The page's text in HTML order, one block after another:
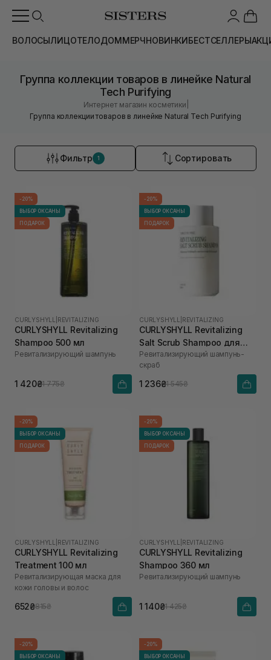
ВОЛОСЫЛИЦОТЕЛОДОММЕРЧНОВИНКИБЕСТСЕЛЛЕРЫ
Группа коллекции товаров в линейке Natural
Tech Purifying
Интернет магазин косметики
Группа коллекции товаров в линейке Natural Tech Purifying
Фильтр 1 Сортировать
-20%
ВЫБОР ОКСАНЫ
ПОДАРОК
CURLYSHYLL REVITALIZING
CURLYSHYLL Revitalizing
Shampoo 500 мл
Ревитализирующий шампунь
1 420₴1 775₴
-20%
ВЫБОР ОКСАНЫ
ПОДАРОК
CURLYSHYLL REVITALIZING
CURLYSHYLL Revitalizing
Salt Scrub Shampoo для
ослабленной кожи головы
и тонких волос 300 мл
Ревитализирующий шампунь-
скраб
1 236₴1 545₴
-20%
ВЫБОР ОКСАНЫ
ПОДАРОК
CURLYSHYLL REVITALIZING
CURLYSHYLL Revitalizing
Treatment 100 мл
Ревитализирующая маска для
кожи головы и волос
652₴815₴
-20%
ВЫБОР ОКСАНЫ
ПОДАРОК
CURLYSHYLL REVITALIZING
CURLYSHYLL Revitalizing
Shampoo 360 мл
Ревитализирующий шампунь
1 140₴1 425₴
-20%
ВЫБОР ОКСАНЫ
-20%
ВЫБОР ОКСАНЫ